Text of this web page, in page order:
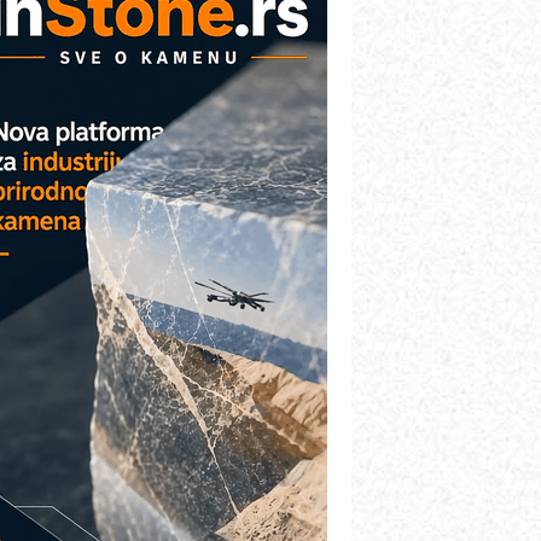
različitih oblika